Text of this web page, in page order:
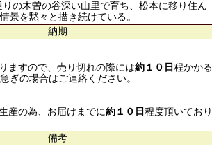
の木曽の谷深い山里で育ち、松本に移り住ん
景を黙々と描き続けている。
納期
ますので、売り切れの際には約１０日 程かかる
ぎの場合はご連絡ください。
産の為、お届けまでに約１０日 程度頂いており
備考